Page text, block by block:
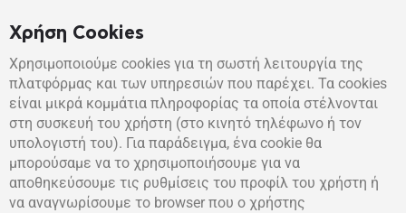
Χρήση Cookies
Χρησιμοποιούμε cookies για τη σωστή λειτουργία της
πλατφόρμας και των υπηρεσιών που παρέχει. Τα cookies
είναι μικρά κομμάτια πληροφορίας τα οποία στέλνονται
στη συσκευή του χρήστη (στο κινητό τηλέφωνο ή τον
υπολογιστή του). Για παράδειγμα, ένα cookie θα
μπορούσαμε να το χρησιμοποιήσουμε για να
αποθηκεύσουμε τις ρυθμίσεις του προφίλ του χρήστη ή
να αναγνωρίσουμε το browser που ο χρήστης